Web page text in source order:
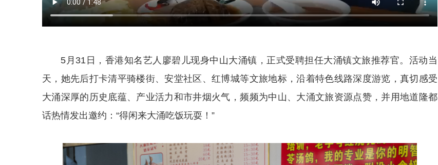
5月31日，香港知名艺人廖碧儿现身中山大涌镇，正式受聘担任大涌镇文旅推荐官。活动当
天，她先后打卡清平骑楼街、安堂社区、红博城等文旅地标，沿着特色线路深度游览，真切感受
大涌深厚的历史底蕴、产业活力和市井烟火气，频频为中山、大涌文旅资源点赞，并用地道隆都
话热情发出邀约：“得闲来大涌吃饭玩耍！”